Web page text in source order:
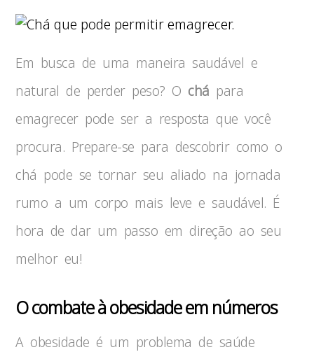
Em busca de uma maneira saudável e
natural de perder peso? O chá para
emagrecer pode ser a resposta que você
procura. Prepare-se para descobrir como o
chá pode se tornar seu aliado na jornada
rumo a um corpo mais leve e saudável. É
hora de dar um passo em direção ao seu
melhor eu!
O combate à obesidade em números
A obesidade é um problema de saúde